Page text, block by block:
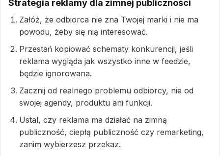
Strategia reklamy dla zimnej publiczności
Załóż, że odbiorca nie zna Twojej marki i nie ma
powodu, żeby się nią interesować.
Przestań kopiować schematy konkurencji, jeśli
reklama wygląda jak wszystko inne w feedzie,
będzie ignorowana.
Zacznij od realnego problemu odbiorcy, nie od
swojej agendy, produktu ani funkcji.
Ustal, czy reklama ma działać na zimną
publiczność, ciepłą publiczność czy remarketing,
zanim wybierzesz przekaz.